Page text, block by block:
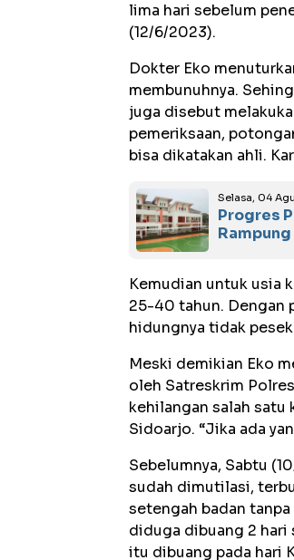
lima hari sebelum
(12/6/2023).
Dokter Eko
membunuhnya.
juga disebut
pemeriksaan,
bisa dikatakan ahli.
Selasa, 04
Progres
Rampung
Kemudian untuk usia
25-40 tahun. Dengan
hidungnya tidak
Meski demikian Eko
oleh Satreskrim
kehilangan salah satu
Sidoarjo. “Jika ada
Sebelumnya, Sabtu
sudah dimutilasi,
setengah badan
diduga dibuang 2 hari
itu dibuang pada hari